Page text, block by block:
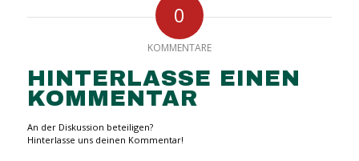
0
KOMMENTARE
HINTERLASSE EINEN
KOMMENTAR
An der Diskussion beteiligen?
Hinterlasse uns deinen Kommentar!